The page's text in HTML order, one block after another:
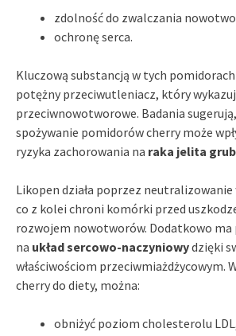
zdolność do zwalczania
ochronę serca.
Kluczową substancją w tych
potężny przeciwutleniacz, który
przeciwnowotworowe. Badania
spożywanie pomidorów cherry może
ryzyka zachorowania na raka jelita
Likopen działa poprzez
co z kolei chroni komórki przed
rozwojem nowotworów. Dodatkowo ma
na układ sercowo-naczyniowydzięki
właściwościom przeciwmiażdżycowym.
cherry do diety, można:
obniżyć poziom cholesterolu